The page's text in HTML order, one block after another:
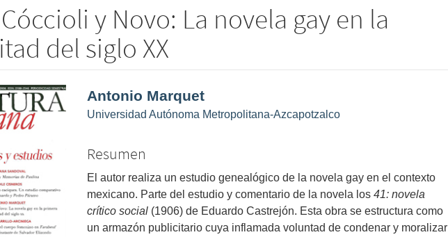
y Novo: La novela gay en la
del siglo XX
Contenido
principal
Antonio Marquet
Universidad Autónoma Metropolitana-Azcapotzalco
Resumen
El autor realiza un estudio genealógico de la novela gay en el contexto
mexicano. Parte del estudio y comentario de la novela los 41: novela
crítico social (1906) de Eduardo Castrejón. Esta obra se estructura como
un armazón publicitario cuya inflamada voluntad de condenar y moralizar